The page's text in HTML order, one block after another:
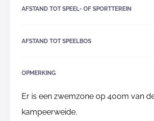
AFSTAND TOT SPEEL- OF SPORTTEREIN
AFSTAND TOT SPEELBOS
OPMERKING
Er is een zwemzone op 400m van
kampeerweide.